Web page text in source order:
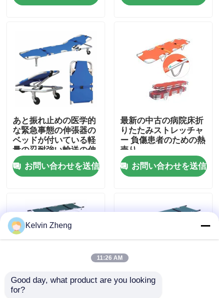
ビデオ
わたしたち に つい て
工場 ツアー
品質管理
ニュース
引金 を 求め て ください
あと振れ止めの医学的
な緊急事態の伸張器の
ベッドが付いている軽
量の忍耐強い輸送の伸
張器のアルミ合金の伸
張器お問い合わせを送信
最新の中古の病院床折
りたたみストレッチャ
ー 負傷患者のための熱
売り
お問い合わせを送信
4つ折りたたむ医療ス
Kelvin Zheng
11:26 AM
Good day, what product are you looking
for?